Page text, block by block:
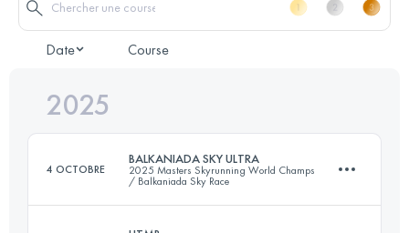
Date Course
2025
4 OCTOBRE
BALKANIADA SKY ULTRA
2025 Masters Skyrunning World Champs
/ Balkaniada Sky Race